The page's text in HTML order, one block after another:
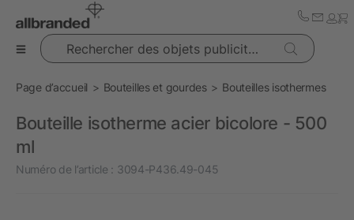
Rechercher des objets publicitaires
Page d’accueil Bouteilles et gourdes Bouteilles isothermes
Bouteille isotherme acier bicolore - 500
ml
Numéro de l’article : 3094-P436.49-045